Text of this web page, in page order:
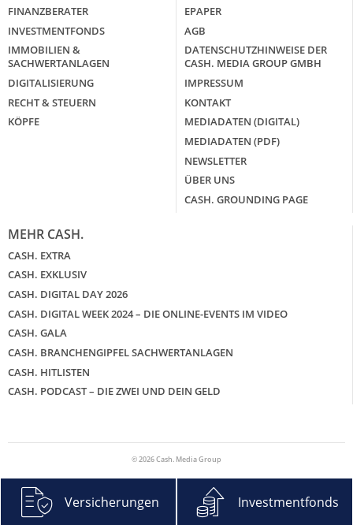
FINANZBERATER
INVESTMENTFONDS
IMMOBILIEN &
SACHWERTANLAGEN
DIGITALISIERUNG
RECHT & STEUERN
KÖPFE
EPAPER
AGB
DATENSCHUTZHINWEISE DER
CASH. MEDIA GROUP GMBH
IMPRESSUM
KONTAKT
MEDIADATEN (DIGITAL)
MEDIADATEN (PDF)
NEWSLETTER
ÜBER UNS
CASH. GROUNDING PAGE
MEHR CASH.
CASH. EXTRA
CASH. EXKLUSIV
CASH. DIGITAL DAY 2026
CASH. DIGITAL WEEK 2024 – DIE ONLINE-EVENTS IM VIDEO
CASH. GALA
CASH. BRANCHENGIPFEL SACHWERTANLAGEN
CASH. HITLISTEN
CASH. PODCAST – DIE ZWEI UND DEIN GELD
© 2026 Cash. Media Group
Versicherungen Investmentfonds